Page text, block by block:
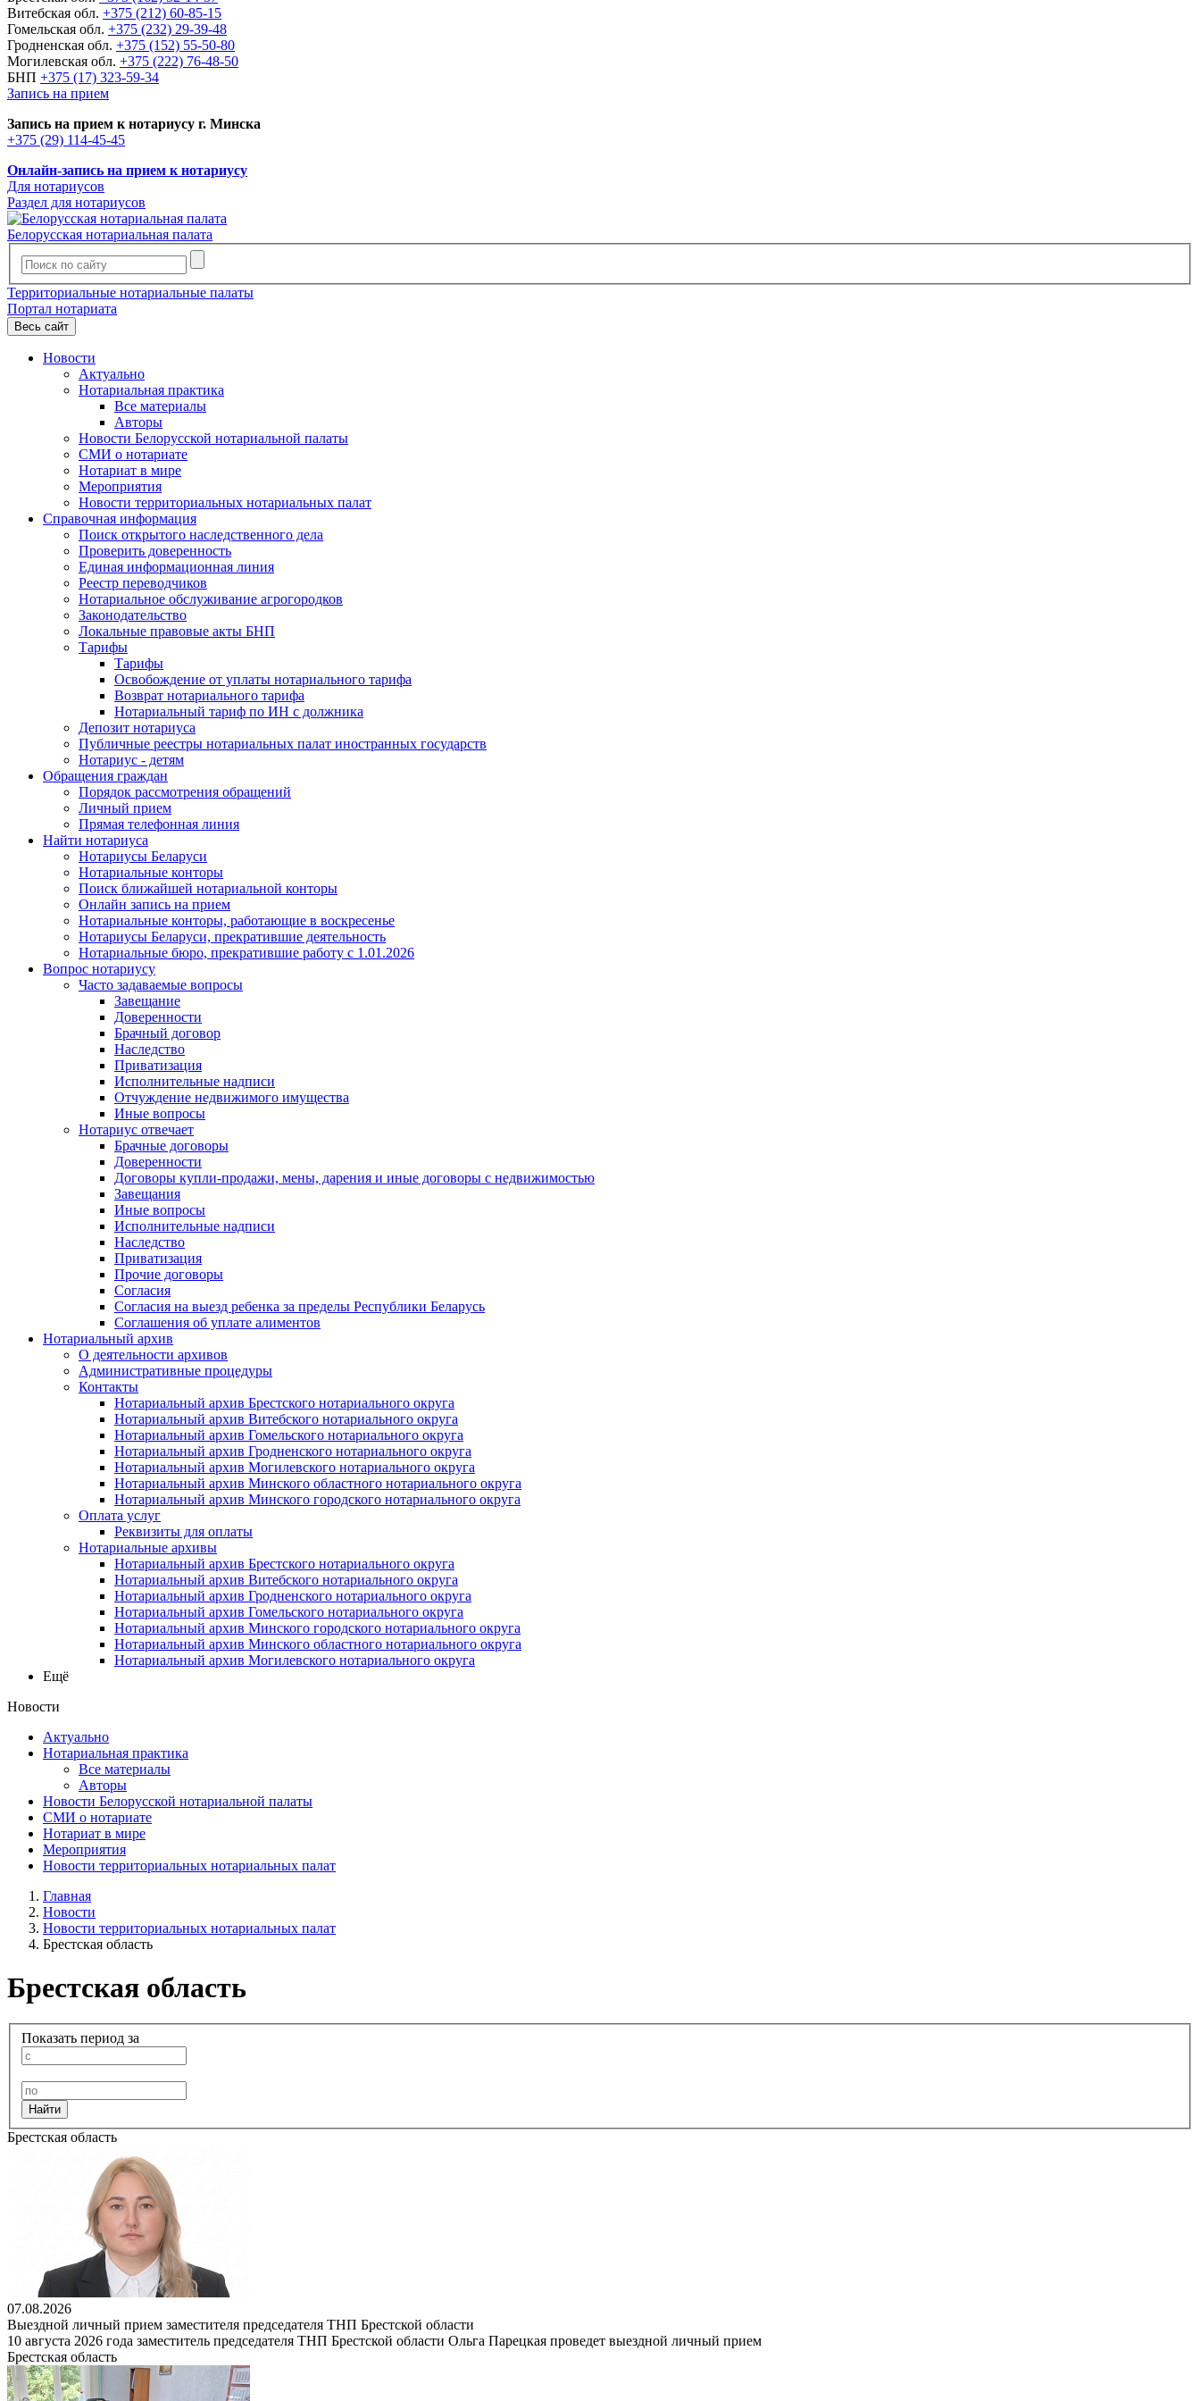
Витебская обл. +375 (212) 60-85-15
Гомельская обл. +375 (232) 29-39-48
Гродненская обл. +375 (152) 55-50-80
Могилевская обл. +375 (222) 76-48-50
БНП +375 (17) 323-59-34
Запись на прием
Запись на прием к нотариусу г. Минска
+375 (29) 114-45-45
Онлайн-запись на прием к нотариусу
Для нотариусов
Раздел для нотариусов
Белорусская нотариальная палата
Территориальные нотариальные палаты
Портал нотариата
Весь сайт
Новости
Актуально
Нотариальная практика
Все материалы
Авторы
Новости Белорусской нотариальной палаты
СМИ о нотариате
Нотариат в мире
Мероприятия
Новости территориальных нотариальных палат
Справочная информация
Поиск открытого наследственного дела
Проверить доверенность
Единая информационная линия
Реестр переводчиков
Нотариальное обслуживание агрогородков
Законодательство
Локальные правовые акты БНП
Тарифы
Тарифы
Освобождение от уплаты нотариального тарифа
Возврат нотариального тарифа
Нотариальный тариф по ИН с должника
Депозит нотариуса
Публичные реестры нотариальных палат иностранных государств
Нотариус - детям
Обращения граждан
Порядок рассмотрения обращений
Личный прием
Прямая телефонная линия
Найти нотариуса
Нотариусы Беларуси
Нотариальные конторы
Поиск ближайшей нотариальной конторы
Онлайн запись на прием
Нотариальные конторы, работающие в воскресенье
Нотариусы Беларуси, прекратившие деятельность
Нотариальные бюро, прекратившие работу с 1.01.2026
Вопрос нотариусу
Часто задаваемые вопросы
Завещание
Доверенности
Брачный договор
Наследство
Приватизация
Исполнительные надписи
Отчуждение недвижимого имущества
Иные вопросы
Нотариус отвечает
Брачные договоры
Доверенности
Договоры купли-продажи, мены, дарения и иные договоры с недвижимостью
Завещания
Иные вопросы
Исполнительные надписи
Наследство
Приватизация
Прочие договоры
Согласия
Согласия на выезд ребенка за пределы Республики Беларусь
Соглашения об уплате алиментов
Нотариальный архив
О деятельности архивов
Административные процедуры
Контакты
Нотариальный архив Брестского нотариального округа
Нотариальный архив Витебского нотариального округа
Нотариальный архив Гомельского нотариального округа
Нотариальный архив Гродненского нотариального округа
Нотариальный архив Могилевского нотариального округа
Нотариальный архив Минского областного нотариального округа
Нотариальный архив Минского городского нотариального округа
Оплата услуг
Реквизиты для оплаты
Нотариальные архивы
Нотариальный архив Брестского нотариального округа
Нотариальный архив Витебского нотариального округа
Нотариальный архив Гродненского нотариального округа
Нотариальный архив Гомельского нотариального округа
Нотариальный архив Минского городского нотариального округа
Нотариальный архив Минского областного нотариального округа
Нотариальный архив Могилевского нотариального округа
Ещё
Новости
Актуально
Нотариальная практика
Все материалы
Авторы
Новости Белорусской нотариальной палаты
СМИ о нотариате
Нотариат в мире
Мероприятия
Новости территориальных нотариальных палат
Главная
Новости
Новости территориальных нотариальных палат
Брестская область
Брестская область
Показать период за
Брестская область
07.08.2026
Выездной личный прием заместителя председателя ТНП Брестской области
10 августа 2026 года заместитель председателя ТНП Брестской области Ольга Парецкая проведет выездной личный прием
Брестская область